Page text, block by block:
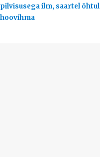
pilvisusega ilm, saartel õhtul
hoovihma